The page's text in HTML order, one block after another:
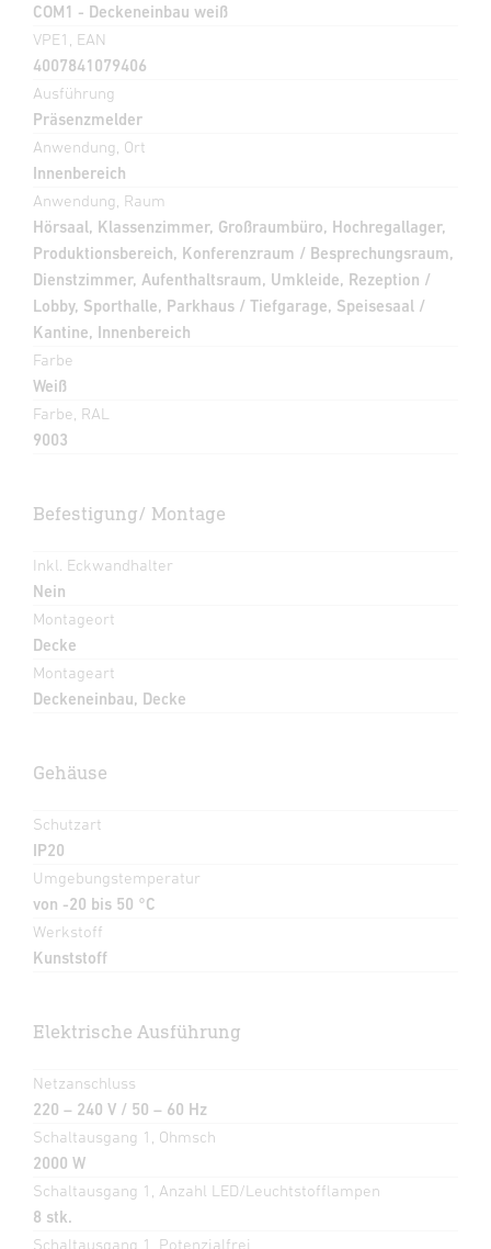
COM1 - Deckeneinbau weiß
VPE1, EAN
4007841079406
Ausführung
Präsenzmelder
Anwendung, Ort
Innenbereich
Anwendung, Raum
Hörsaal, Klassenzimmer, Großraumbüro, Hochregallager,
Produktionsbereich, Konferenzraum / Besprechungsraum,
Dienstzimmer, Aufenthaltsraum, Umkleide, Rezeption /
Lobby, Sporthalle, Parkhaus / Tiefgarage, Speisesaal /
Kantine, Innenbereich
Farbe
Weiß
Farbe, RAL
9003
Befestigung/ Montage
Inkl. Eckwandhalter
Nein
Montageort
Decke
Montageart
Deckeneinbau, Decke
Gehäuse
Schutzart
IP20
Umgebungstemperatur
von -20 bis 50 °C
Werkstoff
Kunststoff
Elektrische Ausführung
Netzanschluss
220 – 240 V / 50 – 60 Hz
Schaltausgang 1, Ohmsch
2000 W
Schaltausgang 1, Anzahl LED/Leuchtstofflampen
8 stk.
Schaltausgang 1, Potenzialfrei